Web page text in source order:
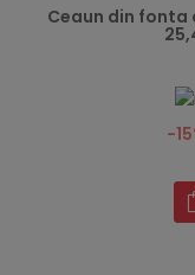
Ceaun din
-